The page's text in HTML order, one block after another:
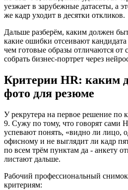
уезжает в зарубежные датасеты, а
же кадр уходит в десятки откликов.
Дальше разберём, каким должен
какие ошибки отсеивают
чем готовые образы отличаются от
собрать бизнес-портрет через
Критерии HR: каким
фото для резюме
У рекрутера на первое решение по
9. Сужу по тому, что говорят сами
успевают понять, «видно ли лицо,
офисному и не выглядит ли кадр
по всем трём пунктам да - анкету
листают дальше.
Рабочий профессиональный снимок
критериям: